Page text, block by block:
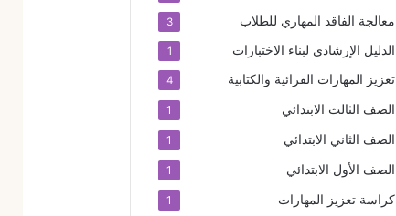
معالجة الفاقد المهاري للطلاب 3
الدليل الإرشادي لبناء الاختبارات 1
تعزيز المهارات القرائية والكتابية 4
الصف الثالث الابتدائي 1
الصف الثاني الابتدائي 1
الصف الأول الابتدائي 1
كراسة تعزيز المهارات 1